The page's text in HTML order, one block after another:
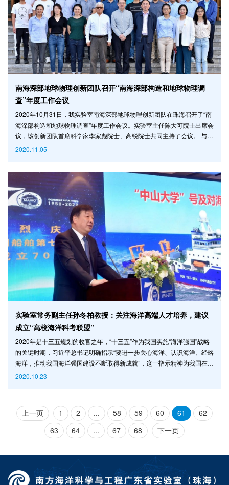
南海深部地球物理创新团队召开“南海深部构造和地球物理调
查”年度工作会议
2020年10月31日，我实验室南海深部地球物理创新团队在珠海召开了“南
海深部构造和地球物理调查”年度工作会议。实验室主任陈大可院士出席会
议，该创新团队首席科学家李家彪院士、高锐院士共同主持了会议。 与会
人员围绕南海深部地质构造、俯冲系统动力学机制等专题进行了热烈的讨
就其中的问题进行了详细的汇报，包括南海周缘动力学过
2020.11.05
实验室常务副主任孙冬柏教授：关注海洋高端人才培养，建议
成立“高校海洋科考联盟”
2020年是十三五规划的收官之年，“十三五”作为我国实施“海洋强国”战略
的关键时期，习近平总书记明确指示“要进一步关心海洋、认识海洋、经略
海洋，推动我国海洋强国建设不断取得新成就”，这一指示精神为我国在新
时期增强国际海洋事务话语权、推动我国全面走向国际海域空间规划了宏
经历了哪些阶段，目前现状如
2020.10.23
上一页 1 2 ... 58 59 60 61
62
63
64 ... 67 68 下一页